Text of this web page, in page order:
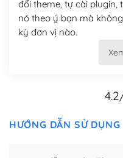
đổi theme, tự cài
nó theo ý bạn mà
kỳ đơn vị nào.
Việc của bạn là đăng
Có thể tùy biến trên
– Thân thiện với công
HƯỚNG DẪN SỬ DỤNG